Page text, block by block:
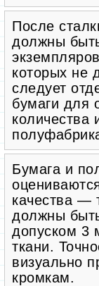
После
должны
которых не
следует
бумаги для
Бумага и
качества —
должны
допуском 3
ткани.
визуально
кромкам.